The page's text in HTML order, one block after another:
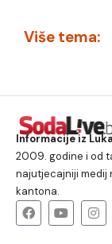
Više tema:
Informacije iz
2009. godine i od
najutjecajniji medij
kantona.